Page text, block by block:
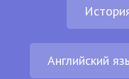
Английский